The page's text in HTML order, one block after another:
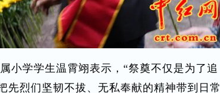
学学生温霄翊表示，“祭奠不仅是为了追
先烈们坚韧不拔、无私奉献的精神带到日常